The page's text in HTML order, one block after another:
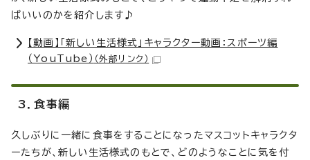
ばいいのかを紹介します♪
【動画】「新しい生活様式」キャラクター動画：スポーツ編
（YouTube） （外部リンク）
3．食事編
久しぶりに一緒に食事をすることになったマスコットキャラクタ
ーたちが、新しい生活様式のもとで、どのようなことに気を付